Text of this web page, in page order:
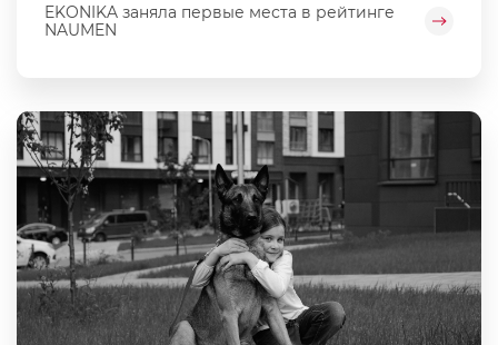
EKONIKA заняла первые места в рейтинге
NAUMEN